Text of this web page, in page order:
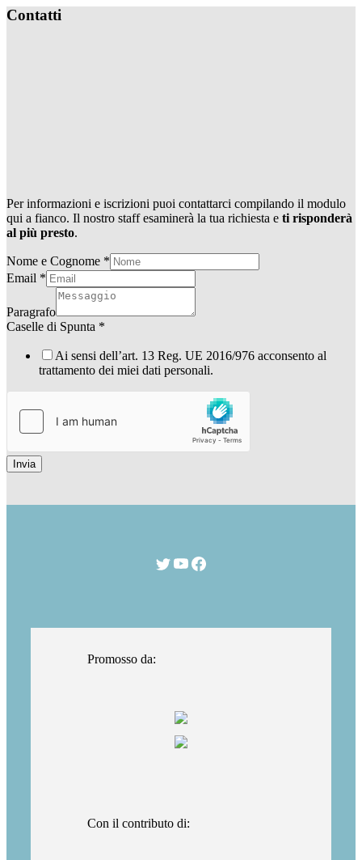
Contatti
Per informazioni e iscrizioni puoi contattarci compilando il modulo
qui a fianco. Il nostro staff esaminerà la tua richiesta e ti risponderà
al più presto.
Nome e Cognome *
Email *
Paragrafo
Caselle di Spunta *
Ai sensi dell’art. 13 Reg. UE 2016/976 acconsento al
trattamento dei miei dati personali.
Invia
Promosso da:
Con il contributo di: